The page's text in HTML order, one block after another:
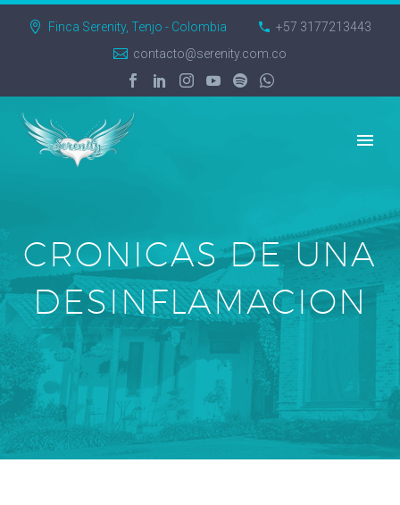
Finca Serenity, Tenjo - Colombia
+57 3177213443
contacto@serenity.com.co
CRONICAS DE UNA
DESINFLAMACION